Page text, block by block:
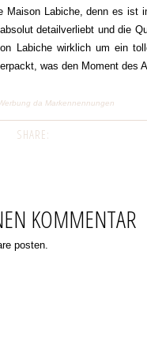
Maison Labiche, denn es ist
detailverliebt und die
Labiche wirklich um ein
was den Moment des
da Markennennungen
SHARE:
KOMMENTAR
posten.